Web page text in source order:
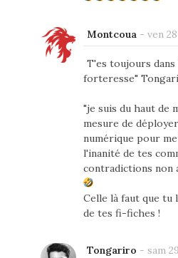
Montcoua- ven
T'es toujours dans
forteresse"
"je suis du haut de
mesure de
numérique pour
l'inanité de tes
contradictions non
Celle là faut que tu
de tes fi-fiches !
Tongariro - sam